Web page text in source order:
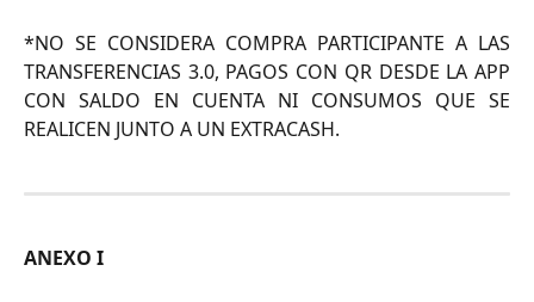
*NO SE CONSIDERA COMPRA PARTICIPANTE A LAS
TRANSFERENCIAS 3.0, PAGOS CON QR DESDE LA APP
CON SALDO EN CUENTA NI CONSUMOS QUE SE
REALICEN JUNTO A UN EXTRACASH.
ANEXO I